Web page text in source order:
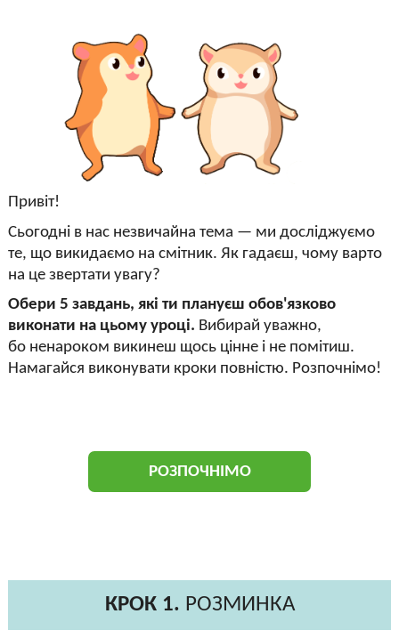
Привіт!
Сьогодні в нас незвичайна тема — ми досліджуємо
те, що викидаємо на смітник. Як гадаєш, чому варто
на це звертати увагу?
Обери 5 завдань, які ти плануєш обов'язково
виконати на цьому уроці. Вибирай уважно,
бо ненароком викинеш щось цінне і не помітиш.
Намагайся виконувати кроки повністю. Розпочнімо!
РОЗПОЧНІМО
КРОК 1. РОЗМИНКА